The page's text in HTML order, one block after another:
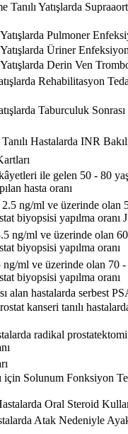
Yatışlarda
Pulmoner
Üriner
Derin Ven
Rehabilitasyon
Taburculuk Sonrası
Hastalarda INR
ile gelen 50 - 80 yaş
hasta oranı
ng/ml ve üzerinde olan
biyopsisi yapılma oranı J
ng/ml ve üzerinde olan
biyopsisi yapılma oranı
ml ve üzerinde olan 70 -
biyopsisi yapılma oranı
alan hastalarda serbest
kanseri tanılı
radikal prostatektomi
Solunum Fonksiyon
Oral Steroid
Atak Nedeniyle